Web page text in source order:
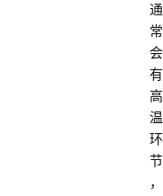
通
常
会
有
高
温
环
节
，